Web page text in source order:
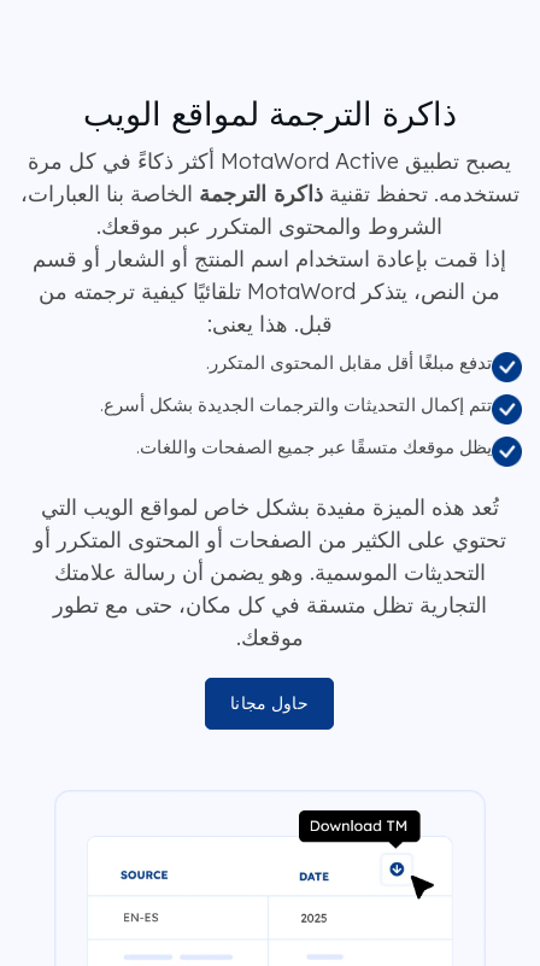
ذاكرة الترجمة لمواقع الويب
يصبح تطبيق MotaWord Active أكثر ذكاءً في كل مرة
تستخدمه. تحفظ تقنية ذاكرة الترجمة الخاصة بنا العبارات،
الشروط والمحتوى المتكرر عبر موقعك.
إذا قمت بإعادة استخدام اسم المنتج أو الشعار أو قسم
من النص، يتذكر MotaWord تلقائيًا كيفية ترجمته من
قبل. هذا يعنى:
تدفع مبلغًا أقل مقابل المحتوى المتكرر.
تتم إكمال التحديثات والترجمات الجديدة بشكل أسرع.
يظل موقعك متسقًا عبر جميع الصفحات واللغات.
تُعد هذه الميزة مفيدة بشكل خاص لمواقع الويب التي
تحتوي على الكثير من الصفحات أو المحتوى المتكرر أو
التحديثات الموسمية. وهو يضمن أن رسالة علامتك
التجارية تظل متسقة في كل مكان، حتى مع تطور
موقعك.
حاول مجانا